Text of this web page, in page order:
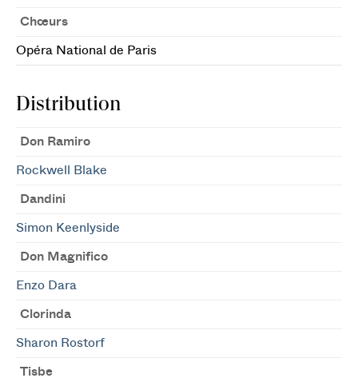
Chœurs
Opéra National de Paris
Distribution
Don Ramiro
Rockwell Blake
Dandini
Simon Keenlyside
Don Magnifico
Enzo Dara
Clorinda
Sharon Rostorf
Tisbe